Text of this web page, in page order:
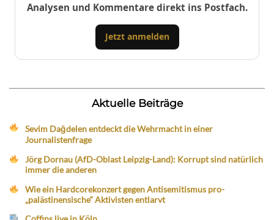
Analysen und Kommentare direkt ins Postfach.
Jetzt anmelden
Aktuelle Beiträge
Sevim Dağdelen entdeckt die Wehrmacht in einer
Journalistenfrage
Jörg Dornau (AfD-Oblast Leipzig-Land): Korrupt sind natürlich
immer die anderen
Wie ein Hardcorekonzert gegen Antisemitismus pro-
„palästinensische“ Aktivisten entlarvt